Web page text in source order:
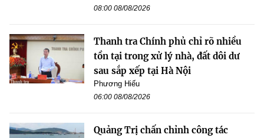
08:00 08/08/2026
Thanh tra Chính phủ chỉ rõ nhiều
tồn tại trong xử lý nhà, đất dôi dư
sau sắp xếp tại Hà Nội
Phương Hiếu
06:00 08/08/2026
Quảng Trị chấn chỉnh công tác